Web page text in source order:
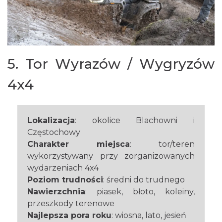
5. Tor Wyrazów / Wygryzów
4x4
Lokalizacja: okolice Blachowni i
Częstochowy
Charakter miejsca: tor/teren
wykorzystywany przy zorganizowanych
wydarzeniach 4x4
Poziom trudności: średni do trudnego
Nawierzchnia: piasek, błoto, koleiny,
przeszkody terenowe
Najlepsza pora roku: wiosna, lato, jesień